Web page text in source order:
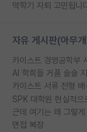
막학기 자퇴 고민됩니
자유 게시판(아무
카이스트 경영공학부
AI 학회들 거품 슬슬
카이스트 서류 전형 배
SPK 대학원 현실적으
근데 여기는 왜 그렇
면접 복장